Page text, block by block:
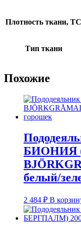
Плотность ткани, TC
Тип ткани
Похожие
БИОНИЯ
белый/
2 484 ₽ В